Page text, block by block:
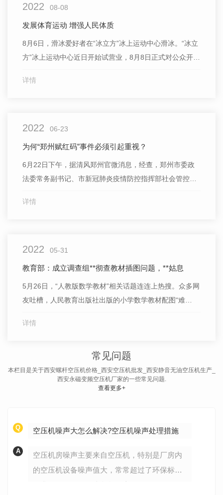
2022 08-08
发展体育运动 增强人民体质
8月6日，滑冰爱好者在“冰立方”冰上运动中心滑冰。“冰立
方”冰上运动中心近日开始试营业，8月8日正式对公众开
馆“冰丝带”体验“.快的冰”。
详情
2022 06-23
为何“郑州赋红码”事件必须引起重视？
6月22日下午，据清风郑州官微消息，经查，郑州市委政
法委常务副书记、市新冠肺炎疫情防控指挥部社会管控指
部社会管控指导部副部长张琳琳，擅自决定对部分村镇...
详情
2022 05-31
教育部：成立调查组**彻查教材插图问题，**姑息
5月26日，“人教版数学教材”相关话题连连上热搜。众多网
友吐槽，人民教育出版社出版的小学数学教材配图“难
审美，更有网友质疑插画“暴露儿童隐私部位”不妥等问
详情
常见问题
本栏目是关于西安螺杆空压机价格_西安空压机批发_西安静音无油空压机生产_
西安永磁变频空压机厂家的一些常见问题.
查看更多+
Q 空压机噪声大怎么解决?空压机噪声处理措施
A
空压机房噪声主要来自空压机，特别是厂房内
的空压机设备噪声值大，常常超过了环保标准